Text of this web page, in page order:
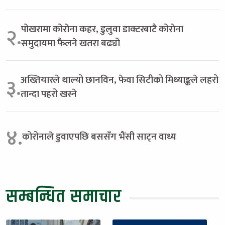
२.पोखरामा कोरोना कहर, डुलुवा डाक्टरबाटै कोरोना
समुदायमा फैलने खतरा बढ्यो
३.अख्तियारले थाल्यो छानविन, फेवा सिटीको मिथ्याङ्कले लहरो
तान्दा पहरो खस्ने
४.कोरोनाले डुवाएपछि बससँग भैंसी साट्न वाध्य
सम्बन्धित समाचार